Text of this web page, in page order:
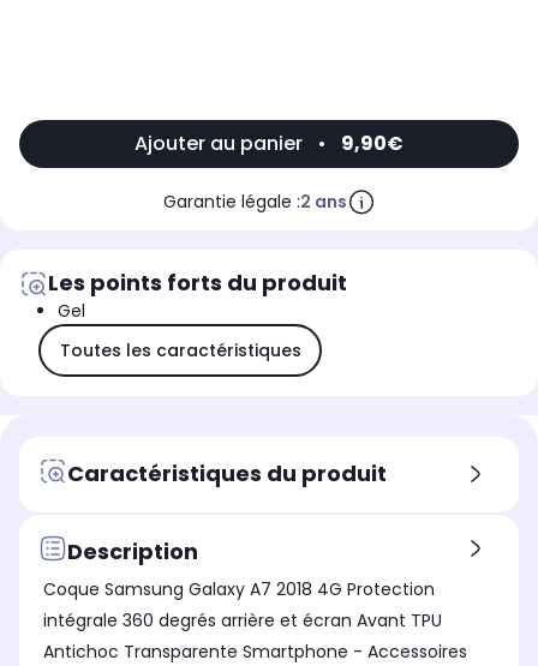
Ajouter au panier • 9,90€
Garantie légale :2 ans
Les points forts du produit
Gel
Toutes les caractéristiques
Caractéristiques du produit
Description
Coque Samsung Galaxy A7 2018 4G Protection
intégrale 360 degrés arrière et écran Avant TPU
Antichoc Transparente Smartphone - Accessoires